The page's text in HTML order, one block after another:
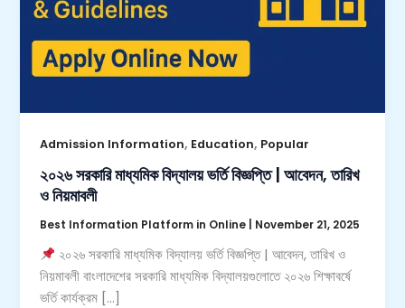
Admission Information, Education, Popular
২০২৬ সরকারি মাধ্যমিক বিদ্যালয় ভর্তি বিজ্ঞপ্তি | আবেদন, তারিখ
ও নিয়মাবলী
Best Information Platform in Online November 21, 2025
২০২৬ সরকারি মাধ্যমিক বিদ্যালয় ভর্তি বিজ্ঞপ্তি | আবেদন, তারিখ ও
নিয়মাবলী বাংলাদেশের সরকারি মাধ্যমিক বিদ্যালয়গুলোতে ২০২৬ শিক্ষাবর্ষে
ভর্তি কার্যক্রম […]